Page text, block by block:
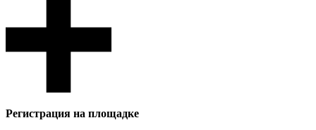
Регистрация на площадке